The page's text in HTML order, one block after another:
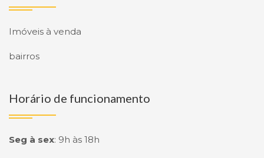
Imóveis à venda
bairros
Horário de funcionamento
Seg à sex: 9h às 18h